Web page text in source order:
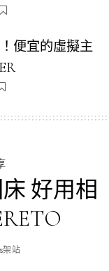
便宜的虛擬主
好用相
架站